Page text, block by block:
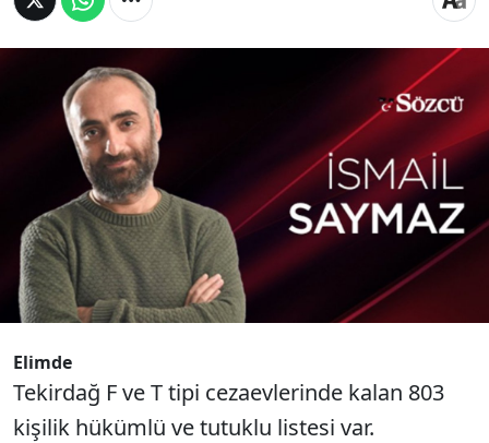
Sınır dışı edilecek yabancı
suçluları bırakmışlar!
Elimde
Tekirdağ F ve T tipi cezaevlerinde kalan 803
kişilik hükümlü ve tutuklu listesi var.